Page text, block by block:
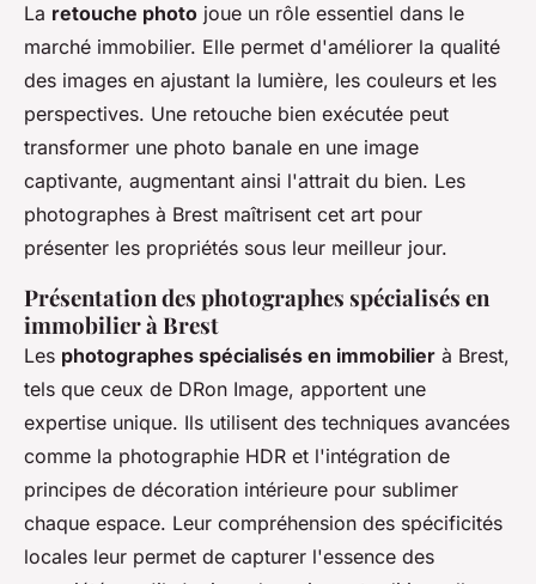
La retouche photo joue un rôle essentiel dans le
marché immobilier. Elle permet d'améliorer la qualité
des images en ajustant la lumière, les couleurs et les
perspectives. Une retouche bien exécutée peut
transformer une photo banale en une image
captivante, augmentant ainsi l'attrait du bien. Les
photographes à Brest maîtrisent cet art pour
présenter les propriétés sous leur meilleur jour.
Présentation des photographes spécialisés en
immobilier à Brest
Les photographes spécialisés en immobilier à Brest,
tels que ceux de DRon Image, apportent une
expertise unique. Ils utilisent des techniques avancées
comme la photographie HDR et l'intégration de
principes de décoration intérieure pour sublimer
chaque espace. Leur compréhension des spécificités
locales leur permet de capturer l'essence des